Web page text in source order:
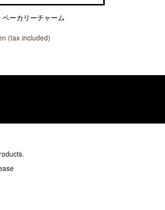
ベーカリーチャーム
(tax included)